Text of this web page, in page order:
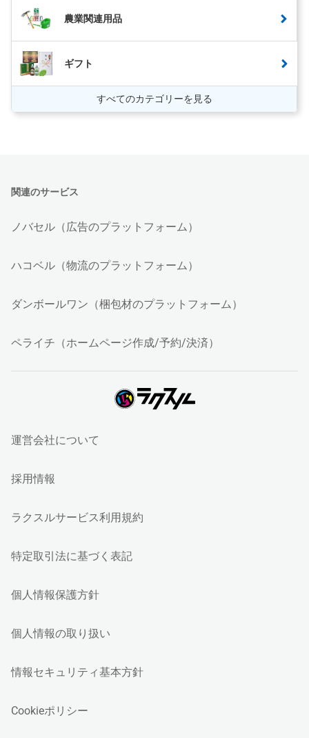
農業関連用品
ギフト
すべてのカテゴリーを見る
関連のサービス
ノバセル（広告のプラットフォーム）
ハコベル（物流のプラットフォーム）
ダンボールワン（梱包材のプラットフォーム）
ペライチ（ホームページ作成/予約/決済）
運営会社について
採用情報
ラクスルサービス利用規約
特定取引法に基づく表記
個人情報保護方針
個人情報の取り扱い
情報セキュリティ基本方針
Cookieポリシー